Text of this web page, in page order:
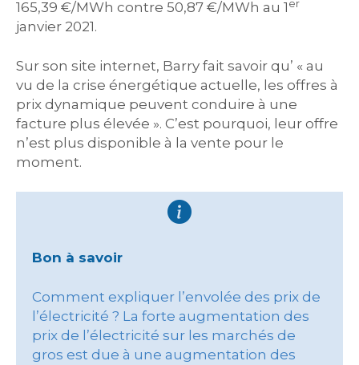
165,39 €/MWh contre 50,87 €/MWh au 1 er
janvier 2021.
Sur son site internet, Barry fait savoir qu’ « au
vu de la crise énergétique actuelle, les offres à
prix dynamique peuvent conduire à une
facture plus élevée ». C’est pourquoi, leur offre
n’est plus disponible à la vente pour le
moment.
Bon à savoir
Comment expliquer l’envolée des prix de
l’électricité ? La forte augmentation des
prix de l’électricité sur les marchés de
gros est due à une augmentation des